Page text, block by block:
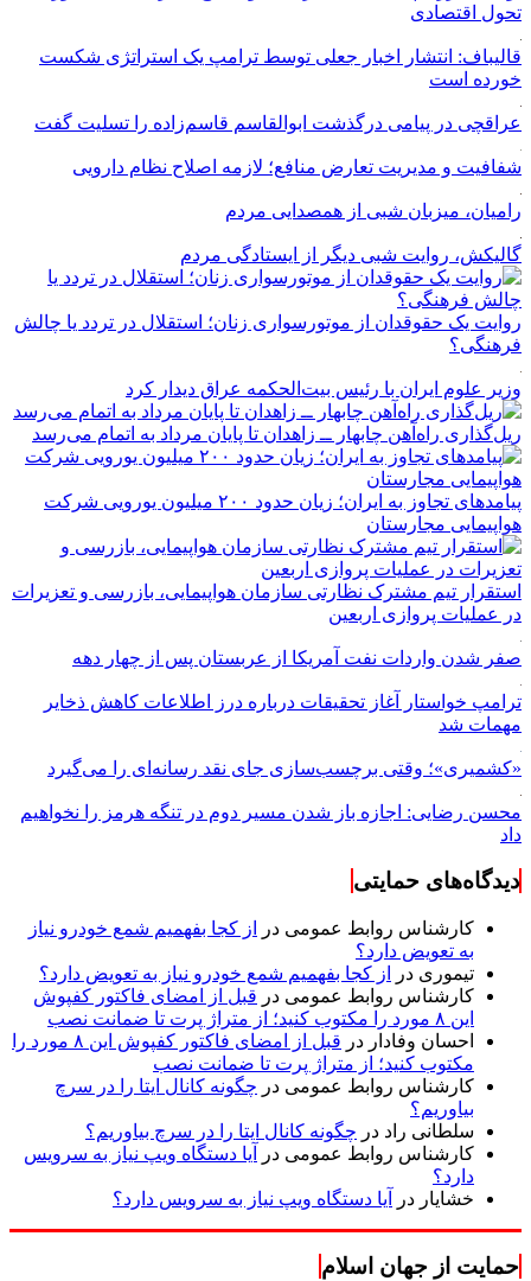
تحول اقتصادی
قالیباف: انتشار اخبار جعلی توسط ترامپ یک استراتژی شکست
خورده است
عراقچی در پیامی درگذشت ابوالقاسم قاسم‌زاده را تسلیت گفت
شفافیت و مدیریت تعارض منافع؛ لازمه اصلاح نظام دارویی
رامیان، میزبان شبی از همصدایی مردم
گالیکش، روایت شبی دیگر از ایستادگی مردم
روایت یک حقوقدان از موتورسواری زنان؛ استقلال در تردد یا چالش
فرهنگی؟
وزیر علوم ایران با رئیس بیت‌الحکمه عراق دیدار کرد
ریل‌گذاری راه‌آهن چابهار ــ زاهدان تا پایان مرداد به اتمام می‌رسد
پیامدهای تجاوز به ایران؛ زیان حدود ۲۰۰ میلیون یورویی شرکت
هواپیمایی مجارستان
استقرار تیم مشترک نظارتی سازمان هواپیمایی، بازرسی و تعزیرات
در عملیات پروازی اربعین
صفر شدن واردات نفت آمریکا از عربستان پس از چهار دهه
ترامپ خواستار آغاز تحقیقات درباره درز اطلاعات کاهش ذخایر
مهمات شد
«کشمیری»؛ وقتی برچسب‌سازی جای نقد رسانه‌ای را می‌گیرد
محسن رضایی: اجازه باز شدن مسیر دوم در تنگه هرمز را نخواهیم
داد
دیدگاه‌های حمایتی
کارشناس روابط عمومی در
از کجا بفهمیم شمع خودرو نیاز
به تعویض دارد؟
تیموری در
از کجا بفهمیم شمع خودرو نیاز به تعویض دارد؟
کارشناس روابط عمومی در قبل از امضای فاکتور کفپوش
این ۸ مورد را مکتوب کنید؛ از متراژ پرت تا ضمانت نصب
احسان وفادار در
قبل از امضای فاکتور کفپوش این ۸ مورد را
مکتوب کنید؛ از متراژ پرت تا ضمانت نصب
کارشناس روابط عمومی در چگونه کانال ایتا را در سرچ
بیاوریم؟
سلطانی راد در چگونه کانال ایتا را در سرچ بیاوریم؟
کارشناس روابط عمومی در
آیا دستگاه ویپ نیاز به سرویس
دارد؟
خشایار در آیا دستگاه ویپ نیاز به سرویس دارد؟
حمایت از جهان اسلام